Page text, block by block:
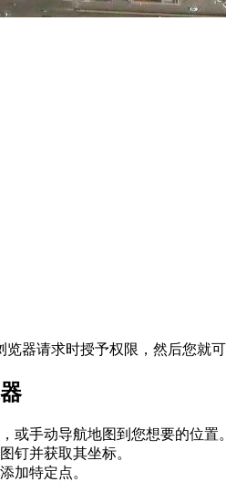
器请求时授予权限，然后您就
或手动导航地图到您想要的位置。
钉并获取其坐标。
加特定点。